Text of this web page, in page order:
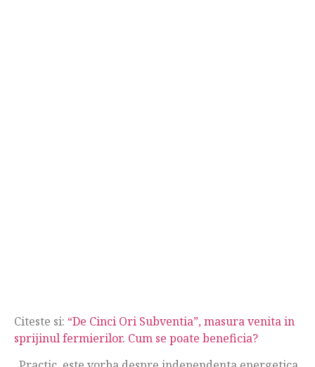
Citeste si: “De Cinci Ori Subventia”, masura venita in
sprijinul fermierilor. Cum se poate beneficia?